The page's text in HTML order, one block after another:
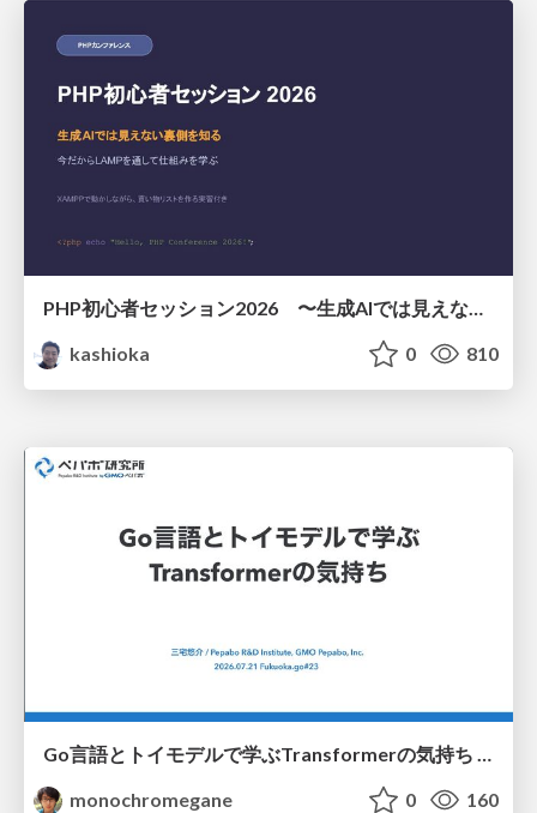
PHP初心者セッション2026 〜生成AIでは見えない裏側を知る：今だからLAMPを通して仕組みを学ぶ〜
kashioka
0 810
Go言語とトイモデルで学ぶTransformerの気持ち / fukuokago23-transformer
monochromegane
0 160